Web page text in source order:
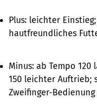
Plus: leichter
hautfreundliches
Minus: ab Tempo
150 leichter Auftrieb;
Zweifinger-